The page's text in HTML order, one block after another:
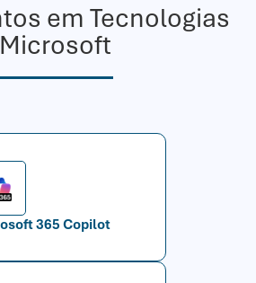
em Tecnologias
Microsoft
365 Copilot